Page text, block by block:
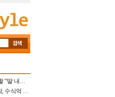
배우 최일순, 이혼 후 20년 산속 생활 “딸 내가 버렸다고 원망‥맘 아파”(특종)[어제TV]
‘혼외자→유부남’ 정우성 근황 포착, 수식억 해킹 피해 후배 만났다 “존경하는”